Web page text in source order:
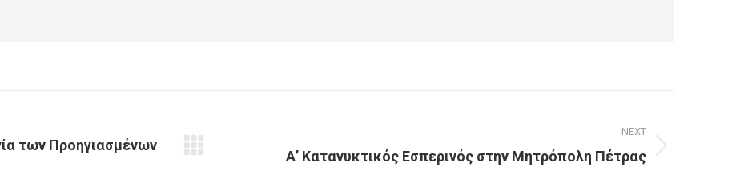
των Προηγιασμένων
NEXT
Α’ Κατανυκτικός Εσπερινός στην Μητρόπολη Πέτρας